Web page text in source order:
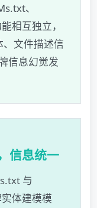
、
相互独立，
文件描述信
信息幻觉发
信息统一
与
体建模模